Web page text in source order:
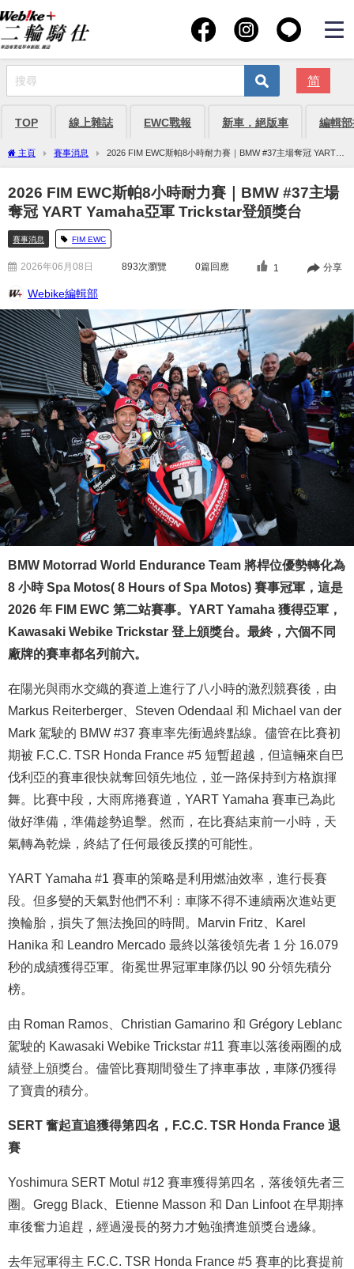
简
TOP 線上雜誌 EWC戰報 新車．絕版車 編輯
主頁 賽事消息
2026 FIM EWC斯帕8小時耐力賽｜BMW #37主場奪冠 YART
Yamaha亞軍 Trickstar登頒獎台
2026 FIM EWC斯帕8小時耐力賽｜BMW #37主場
奪冠 YART Yamaha亞軍 Trickstar登頒獎台
賽事消息 FIM EWC
2026年06月08日 893次瀏覽 0篇回應 1 分享
Webike編輯部
BMW Motorrad World Endurance Team 將桿位優勢轉化為
8 小時 Spa Motos( 8 Hours of Spa Motos) 賽事冠軍，這是
2026 年 FIM EWC 第二站賽事。YART Yamaha 獲得亞軍，
Kawasaki Webike Trickstar 登上頒獎台。最終，六個不同
廠牌的賽車都名列前六。
在陽光與雨水交織的賽道上進行了八小時的激烈競賽後，由
Markus Reiterberger、Steven Odendaal 和 Michael van der
Mark 駕駛的 BMW #37 賽車率先衝過終點線。儘管在比賽初
期被 F.C.C. TSR Honda France #5 短暫超越，但這輛來自巴
伐利亞的賽車很快就奪回領先地位，並一路保持到方格旗揮
舞。比賽中段，大雨席捲賽道，YART Yamaha 賽車已為此
做好準備，準備趁勢追擊。然而，在比賽結束前一小時，天
氣轉為乾燥，終結了任何最後反撲的可能性。
YART Yamaha #1 賽車的策略是利用燃油效率，進行長賽
段。但多變的天氣對他們不利：車隊不得不連續兩次進站更
換輪胎，損失了無法挽回的時間。Marvin Fritz、Karel
Hanika 和 Leandro Mercado 最終以落後領先者 1 分 16.079
秒的成績獲得亞軍。衛冕世界冠軍車隊仍以 90 分領先積分
榜。
由 Roman Ramos、Christian Gamarino 和 Grégory Leblanc
駕駛的 Kawasaki Webike Trickstar #11 賽車以落後兩圈的成
績登上頒獎台。儘管比賽期間發生了摔車事故，車隊仍獲得
了寶貴的積分。
SERT 奮起直追獲得第四名，F.C.C. TSR Honda France 退
賽
Yoshimura SERT Motul #12 賽車獲得第四名，落後領先者三
圈。Gregg Black、Etienne Masson 和 Dan Linfoot 在早期摔
車後奮力追趕，經過漫長的努力才勉強擠進頒獎台邊緣。
去年冠軍得主 F.C.C. TSR Honda France #5 賽車的比賽提前